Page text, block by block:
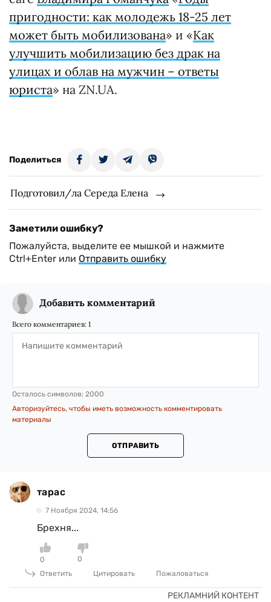
пригодности: как молодежь 18-25 лет
может быть мобилизована» и «Как
улучшить мобилизацию без драк на
улицах и облав на мужчин – ответы
юриста» на ZN.UA.
Поделиться
Подготовил/ла Середа Елена
Заметили ошибку?
Пожалуйста, выделите ее мышкой и нажмите
Ctrl+Enter или Отправить ошибку
Добавить комментарий
Всего комментариев: 1
Осталось символов: 2000
Авторизуйтесь, чтобы иметь возможность комментировать
материалы
ОТПРАВИТЬ
тарас
7 Ноября 2024, 14:56
Брехня...
0
0
Ответить
Цитировать Пожаловаться